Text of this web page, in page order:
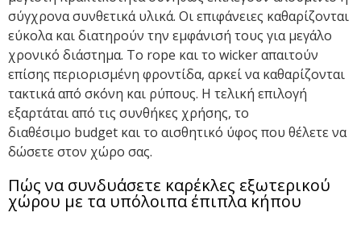
σύγχρονα συνθετικά υλικά. Οι επιφάνειες καθαρίζονται
εύκολα και διατηρούν την εμφάνισή τους για μεγάλο
χρονικό διάστημα. Το rope και το wickerαπαιτούν
επίσης περιορισμένη φροντίδα, αρκεί να καθαρίζονται
τακτικά από σκόνη και ρύπους. Η τελική επιλογή
εξαρτάται από τις συνθήκες χρήσης, το
διαθέσιμο budget και το αισθητικό ύφος που θέλετε να
δώσετε στον χώρο σας.
Πώς να συνδυάσετε καρέκλες εξωτερικού
χώρου με τα υπόλοιπα έπιπλα κήπου